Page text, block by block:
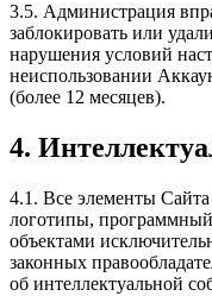
3.5. Администрация
заблокировать или
нарушения условий
неиспользовании
(более 12 месяцев).
4.
4.1. Все элементы Сайта
логотипы,
объектами
законных
об интеллектуальной